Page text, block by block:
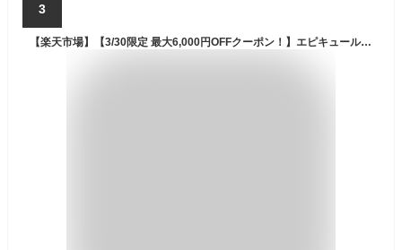
3
【楽天市場】【3/30限定 最大6,000円OFFクーポン！】エピキュール（epicure）（レディース）ゴルフウェア ストレッチ アウター ジャケット 撥水パンチングフーデットブルゾン 152-56210-019：Victoria Golf 楽天市場支店